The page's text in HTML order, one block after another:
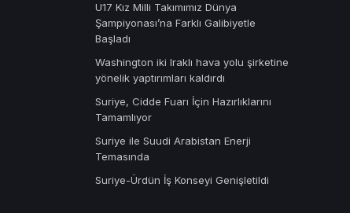
U17 Kız Milli Takımımız Dünya
Şampiyonası’na Farklı Galibiyetle
Başladı
Washington iki Iraklı hava yolu şirketine
yönelik yaptırımları kaldırdı
Suriye, Cidde Fuarı İçin Hazırlıklarını
Tamamlıyor
Suriye ile Suudi Arabistan Enerji
Temasında
Suriye-Ürdün İş Konseyi Genişletildi